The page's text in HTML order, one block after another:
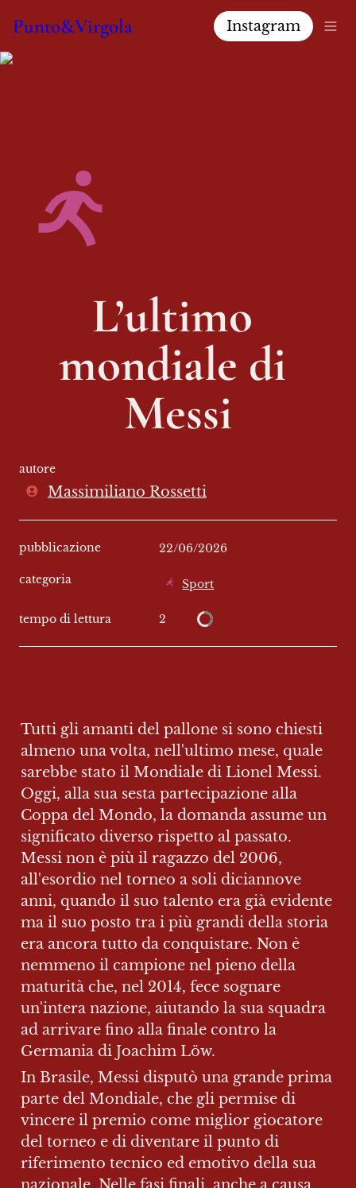
Punto&Virgola Instagram
L’ultimo
mondiale di
Messi
autore
Massimiliano Rossetti
pubblicazione 22/06/2026
categoria Sport
tempo di lettura 2
Tutti gli amanti del pallone si sono chiesti
almeno una volta, nell'ultimo mese, quale
sarebbe stato il Mondiale di Lionel Messi.
Oggi, alla sua sesta partecipazione alla
Coppa del Mondo, la domanda assume un
significato diverso rispetto al passato.
Messi non è più il ragazzo del 2006,
all'esordio nel torneo a soli diciannove
anni, quando il suo talento era già evidente
ma il suo posto tra i più grandi della storia
era ancora tutto da conquistare. Non è
nemmeno il campione nel pieno della
maturità che, nel 2014, fece sognare
un'intera nazione, aiutando la sua squadra
ad arrivare fino alla finale contro la
Germania di Joachim Löw.
In Brasile, Messi disputò una grande prima
parte del Mondiale, che gli permise di
vincere il premio come miglior giocatore
del torneo e di diventare il punto di
riferimento tecnico ed emotivo della sua